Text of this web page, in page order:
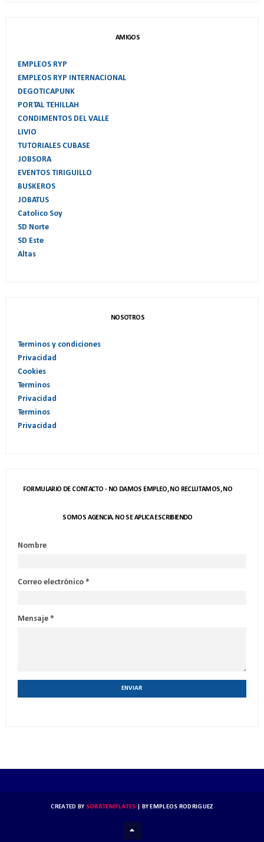
AMIGOS
EMPLEOS RYP
EMPLEOS RYP INTERNACIONAL
DEGOTICAPUNK
PORTAL TEHILLAH
CONDIMENTOS DEL VALLE
LIVIO
TUTORIALES CUBASE
JOBSORA
EVENTOS TIRIGUILLO
BUSKEROS
JOBATUS
Catolico Soy
SD Norte
SD Este
Altas
NOSOTROS
Terminos y condiciones
Privacidad
Cookies
Terminos
Privacidad
Terminos
Privacidad
FORMULARIO DE CONTACTO - NO DAMOS EMPLEO, NO RECLUTAMOS, NO
SOMOS AGENCIA. NO SE APLICA ESCRIBIENDO
Nombre
Correo electrónico *
Mensaje *
CREATED BY SORATEMPLATES | BYEMPLEOS RODRIGUEZ